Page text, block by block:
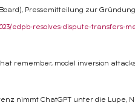
Pressemitteilung zur
edpb-resolves-dispute-transfers-
remember, model inversion attacks
nimmt ChatGPT unter die Lupe,